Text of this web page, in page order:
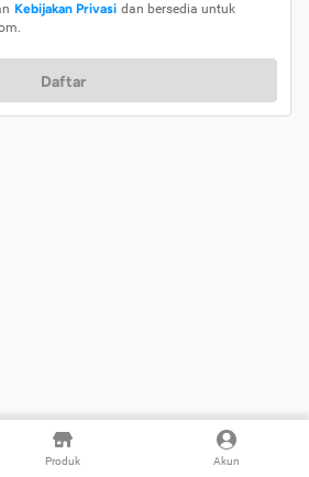
Produk Akun
Kebijakan Privasi dan bersedia untuk
Daftar